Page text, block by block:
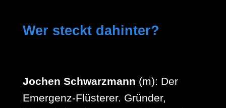
Wer steckt dahinter?
Jochen Schwarzmann (m): Der
Emergenz-Flüsterer. Gründer,